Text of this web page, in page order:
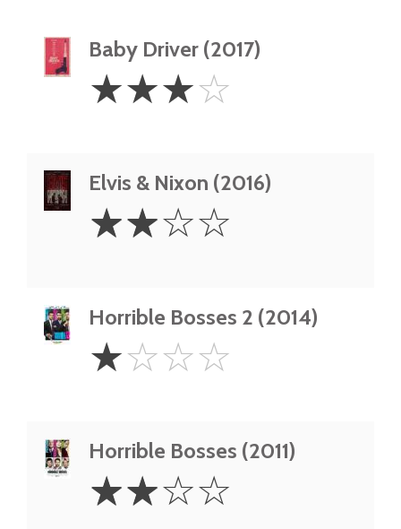
Baby Driver (2017)
Stars
☆☆☆☆
Elvis & Nixon (2016)
Stars
☆☆☆☆
Horrible Bosses 2 (2014)
Star
☆☆☆☆
Horrible Bosses (2011)
Stars
☆☆☆☆